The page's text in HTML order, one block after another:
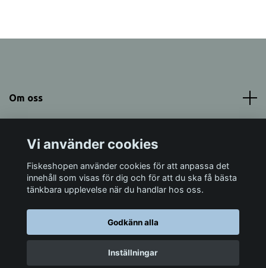
Om oss
Sociala medier
© 2026 Fiskeshopen Mörrum
Vi använder cookies
Fiskeshopen använder cookies för att anpassa det
innehåll som visas för dig och för att du ska få bästa
tänkbara upplevelse när du handlar hos oss.
Godkänn alla
Inställningar